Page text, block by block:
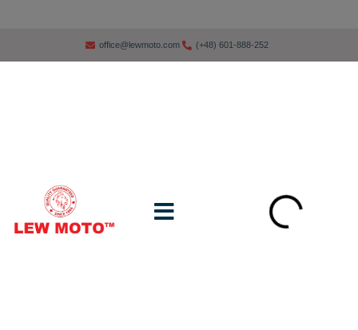
office@lewmoto.com (+48) 601-888-252